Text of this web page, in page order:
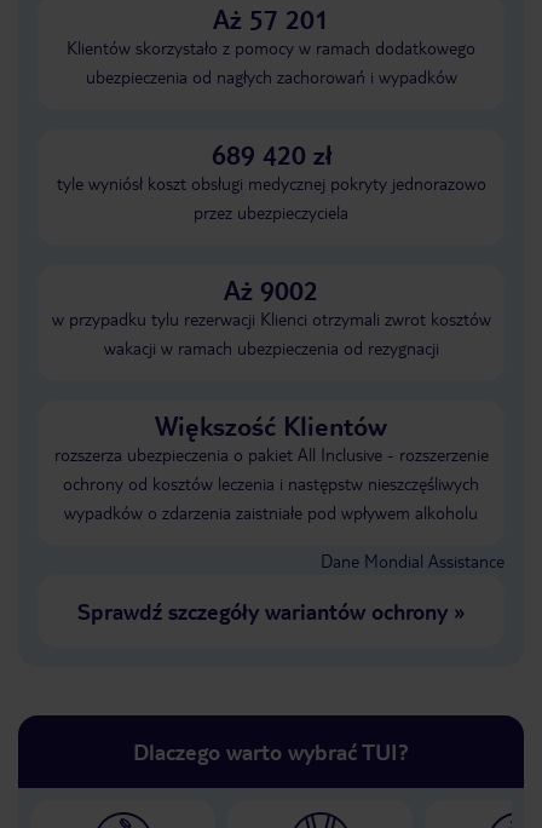
Aż 57 201
Klientów skorzystało z pomocy w ramach dodatkowego
ubezpieczenia od nagłych zachorowań i wypadków
689 420 zł
tyle wyniósł koszt obsługi medycznej pokryty jednorazowo
przez ubezpieczyciela
Aż 9002
w przypadku tylu rezerwacji Klienci otrzymali zwrot kosztów
wakacji w ramach ubezpieczenia od rezygnacji
Większość Klientów
rozszerza ubezpieczenia o pakiet All Inclusive - rozszerzenie
ochrony od kosztów leczenia i następstw nieszczęśliwych
wypadków o zdarzenia zaistniałe pod wpływem alkoholu
Dane Mondial Assistance
Sprawdź szczegóły wariantów ochrony»
Dlaczego warto wybrać TUI?